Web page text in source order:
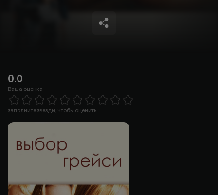
0.0
Ваша оценка
5 Stars
заполните звезды, чтобы оценить